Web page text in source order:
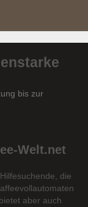
bis zur
Welt.net
die
aber auch